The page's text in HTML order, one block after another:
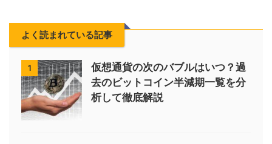
よく読まれている記事
1
仮想通貨の次のバブルはいつ？過
去のビットコイン半減期一覧を分
析して徹底解説